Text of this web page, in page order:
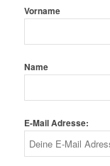
Vorname
Name
E-Mail Adresse: